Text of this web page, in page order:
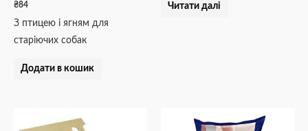
₴84
З птицею і ягням для
старіючих собак
Додати в кошик
Читати далі